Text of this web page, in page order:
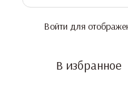
Войти для
В избранное